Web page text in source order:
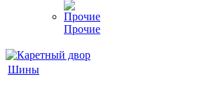
Прочие
Шины